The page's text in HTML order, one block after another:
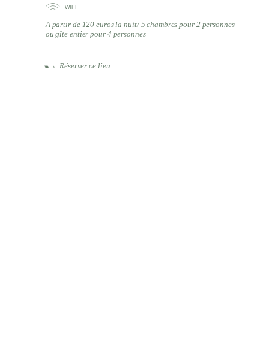
WIFI
A partir de 120 euros la nuit/ 5 chambres pour 2 personnes
ou gîte entier pour 4 personnes
Réserver ce lieu